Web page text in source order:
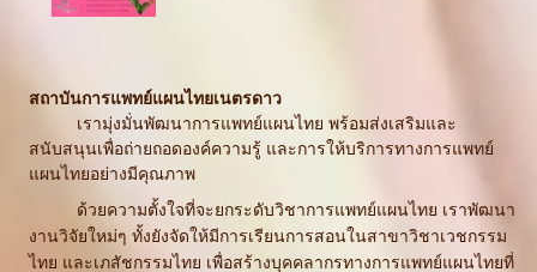
สถาบันการแพทย์แผนไทยเนตรดาว
เรามุ่งมั่นพัฒนาการแพทย์แผนไทย พร้อมส่งเสริมและ
สนับสนุนเพื่อถ่ายถอดองค์ความรู้ และการให้บริการทางการแพทย์
แผนไทยอย่างมีคุณภาพ
ด้วยความตั้งใจที่จะยกระดับวิชาการแพทย์แผนไทย เราพัฒนา
งานวิจัยใหม่ๆ ทั้งยังจัดให้มีการเรียนการสอนในสาขาวิชาเวชกรรม
ไทย และเภสัชกรรมไทย เพื่อสร้างบุคคลากรทางการแพทย์แผนไทยที่